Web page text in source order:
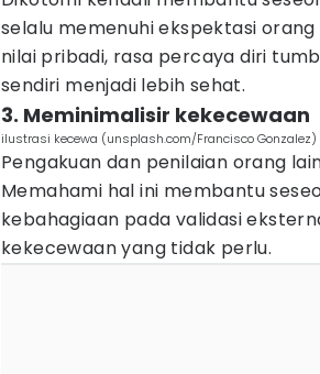
selalu memenuhi ekspektasi
nilai pribadi, rasa percaya diri
sendiri menjadi lebih sehat.
3. Meminimalisir kekecewaan
ilustrasi kecewa (unsplash.com/Francisco Gonzalez)
Pengakuan dan penilaian orang
Memahami hal ini membantu
kebahagiaan pada validasi
kekecewaan yang tidak perlu.